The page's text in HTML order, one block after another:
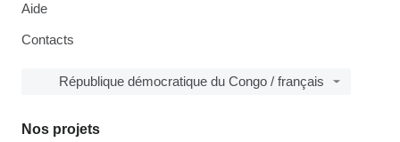
Aide
Contacts
République démocratique du Congo / français
Nos projets